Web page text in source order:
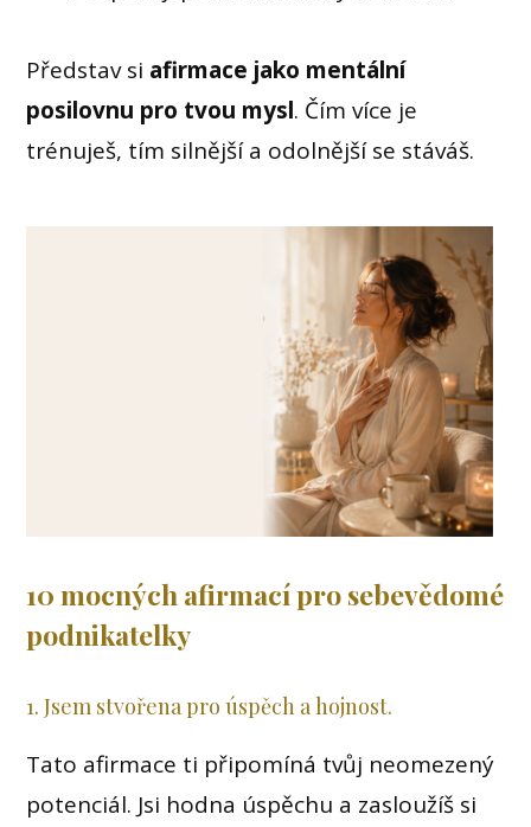
Představ si afirmace jako mentální
posilovnu pro tvou mysl. Čím více je
trénuješ, tím silnější a odolnější se stáváš.
10 mocných afirmací pro sebevědomé
podnikatelky
1. Jsem stvořena pro úspěch a hojnost.
Tato afirmace ti připomíná tvůj neomezený
potenciál. Jsi hodna úspěchu a zasloužíš si